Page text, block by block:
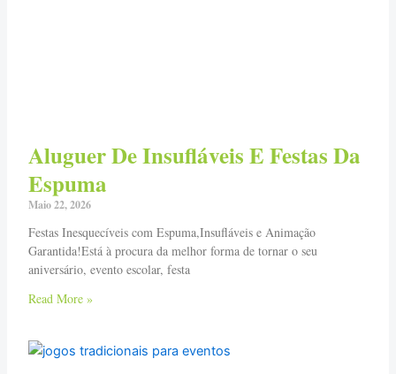
Aluguer De Insufláveis E Festas Da
Espuma
Maio 22, 2026
Festas Inesquecíveis com Espuma,Insufláveis e Animação
Garantida!Está à procura da melhor forma de tornar o seu
aniversário, evento escolar, festa
Read More »